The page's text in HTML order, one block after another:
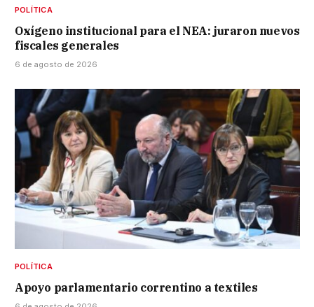
POLÍTICA
Oxígeno institucional para el NEA: juraron nuevos
fiscales generales
6 de agosto de 2026
POLÍTICA
Apoyo parlamentario correntino a textiles